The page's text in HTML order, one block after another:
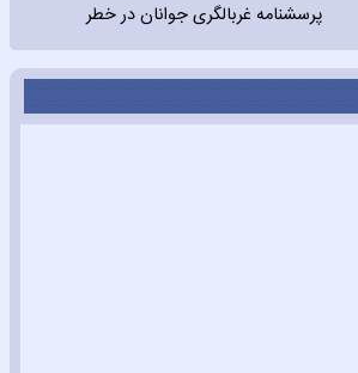
پرسشنامه غربالگری جوانان در خطر